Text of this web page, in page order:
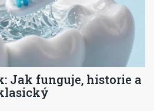
Jak funguje, historie a